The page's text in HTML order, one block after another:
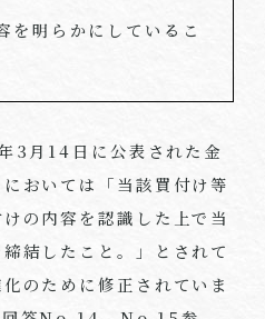
を明らかにしているこ
3月14日に公表された金
おいては「当該買付け等
の内容を認識した上で当
結したこと。」とされて
のために修正されていま